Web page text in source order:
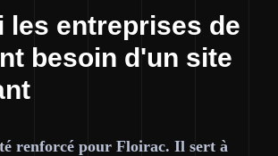
les entreprises de
besoin d'un site
renforcé pour Floirac. Il sert à